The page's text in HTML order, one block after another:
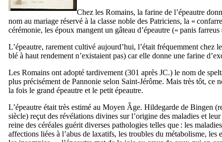
Chez les Romains, la farine de l’épeautre
nom au mariage réservé à la classe noble des Patriciens, la «
cérémonie, les époux mangent un gâteau d’épeautre (« panis farreus
L’épeautre, rarement cultivé aujourd’hui, l’était fréquemment chez
blé à haut rendement n’existaient pas) car elle donne une farine
Les Romains ont adopté tardivement (301 après JC.) le nom de
plus précisément de Pannonie selon Saint-Jérôme. Mais très tôt, ce
la fois le grand épeautre et le petit épeautre.
L’épeautre était très estimé au Moyen Âge. Hildegarde de Bingen
siècle) reçut des révélations divines sur l’origine des maladies et
reine des céréales guérit diverses pathologies telles que : les
affections liées à l’abus de laxatifs, les troubles du métabolisme, les